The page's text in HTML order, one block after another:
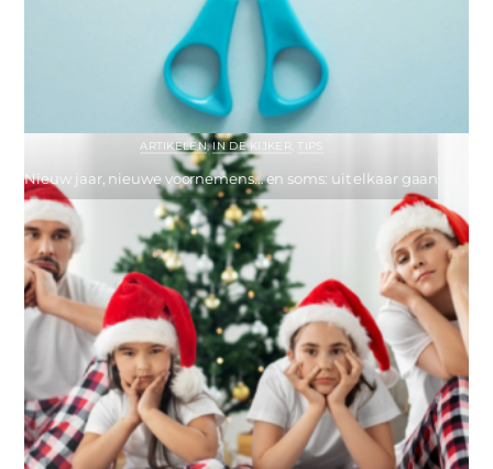
ARTIKELEN,IN DE KIJKER
Nieuw jaar, nieuwe voornemens… en soms: uit elkaar gaan